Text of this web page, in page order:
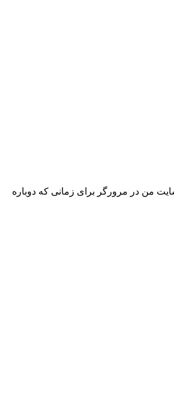
من در مرورگر برای زمانی که دوباره